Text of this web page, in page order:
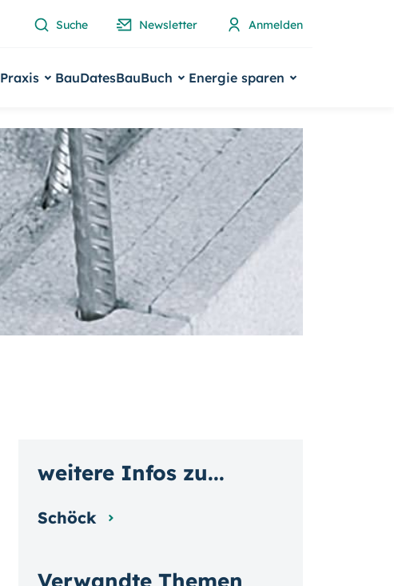
Suche Newsletter Anmelden
Praxis BauDatesBauBuch Energie sparen
weitere Infos zu...
Schöck